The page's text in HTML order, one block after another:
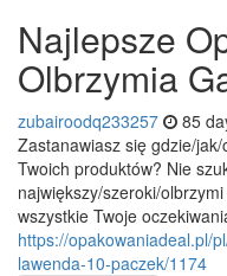
Najlepsze
Olbrzymia
zubairoodq233257 85
Zastanawiasz się gdzie/
Twoich produktów? Nie
największy/szeroki/
wszystkie Twoje
https://opakowaniadeal.pl/
lawenda-10-paczek/1174